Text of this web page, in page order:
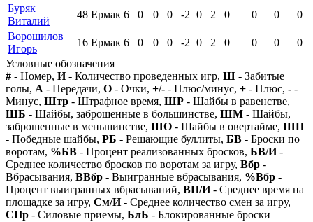
Буряк
Виталий
48 Ермак 6 0 0 0 -2 0 2 0 0 0
0
Ворошилов
Игорь
16 Ермак 6 0 0 0 -2 0 2 0 0 0
0
Условные обозначения
# - Номер, И- Количество проведенных игр, Ш - Забитые
голы, А - Передачи, О - Очки, +/- - Плюс/минус, + - Плюс, - -
Минус, Штр - Штрафное время, ШР - Шайбы в равенстве,
ШБ - Шайбы, заброшенные в большинстве, ШМ - Шайбы,
заброшенные в меньшинстве, ШО - Шайбы в овертайме, ШП
- Победные шайбы, РБ - Решающие буллиты, БВ - Броски по
воротам, %БВ - Процент реализованных бросков, БВ/И-
Среднее количество бросков по воротам за игру, Вбр -
Вбрасывания, ВВбр - Выигранные вбрасывания, %Вбр -
Процент выигранных вбрасываний, ВП/И- Среднее время на
площадке за игру, См/И- Среднее количество смен за игру,
СПр - Силовые приемы, БлБ - Блокированные броски